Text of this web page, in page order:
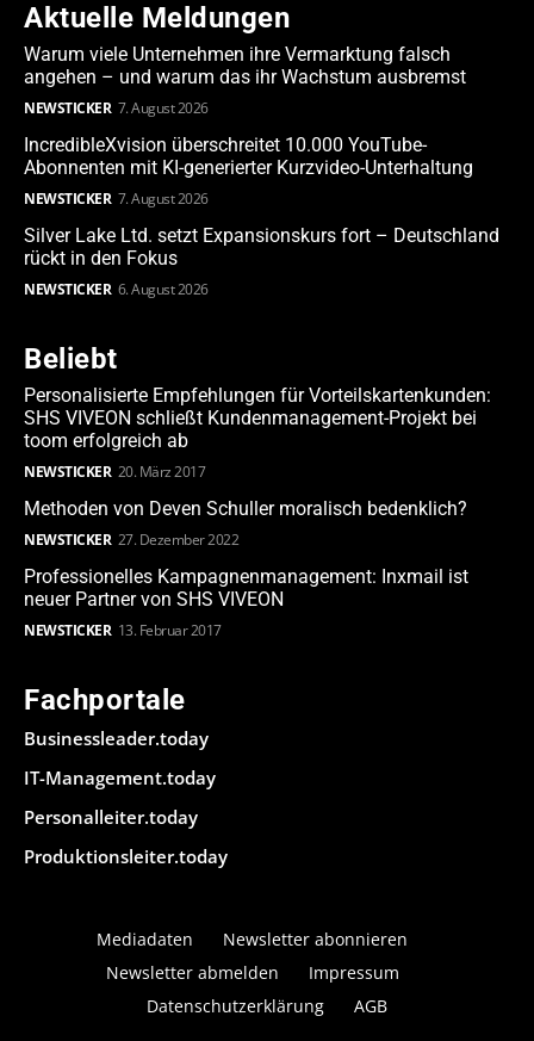
Aktuelle Meldungen
Warum viele Unternehmen ihre Vermarktung falsch
angehen – und warum das ihr Wachstum ausbremst
NEWSTICKER 7. August 2026
IncredibleXvision überschreitet 10.000 YouTube-
Abonnenten mit KI-generierter Kurzvideo-Unterhaltung
NEWSTICKER 7. August 2026
Silver Lake Ltd. setzt Expansionskurs fort – Deutschland
rückt in den Fokus
NEWSTICKER 6. August 2026
Beliebt
Personalisierte Empfehlungen für Vorteilskartenkunden:
SHS VIVEON schließt Kundenmanagement-Projekt bei
toom erfolgreich ab
NEWSTICKER 20. März 2017
Methoden von Deven Schuller moralisch bedenklich?
NEWSTICKER 27. Dezember 2022
Professionelles Kampagnenmanagement: Inxmail ist
neuer Partner von SHS VIVEON
NEWSTICKER 13. Februar 2017
Fachportale
Businessleader.today
IT-Management.today
Personalleiter.today
Produktionsleiter.today
Mediadaten
Newsletter abonnieren
Newsletter abmelden
Impressum
Datenschutzerklärung
AGB